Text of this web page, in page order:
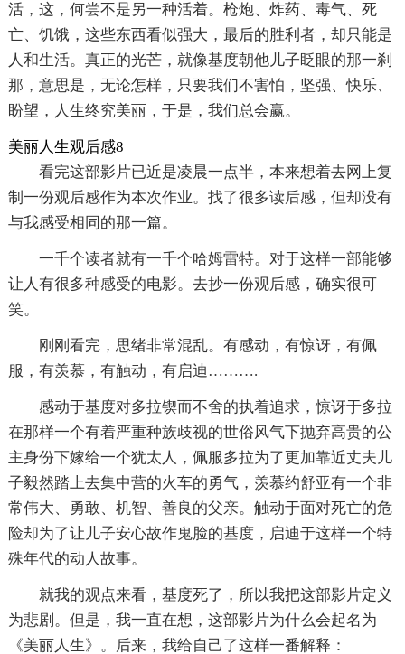
活，这，何尝不是另一种活着。枪炮、炸药、毒气、死
亡、饥饿，这些东西看似强大，最后的胜利者，却只能是
人和生活。真正的光芒，就像基度朝他儿子眨眼的那一刹
那，意思是，无论怎样，只要我们不害怕，坚强、快乐、
盼望，人生终究美丽，于是，我们总会赢。
美丽人生观后感8
看完这部影片已近是凌晨一点半，本来想着去网上复
制一份观后感作为本次作业。找了很多读后感，但却没有
与我感受相同的那一篇。
一千个读者就有一千个哈姆雷特。对于这样一部能够
让人有很多种感受的电影。去抄一份观后感，确实很可
笑。
刚刚看完，思绪非常混乱。有感动，有惊讶，有佩
服，有羡慕，有触动，有启迪……….
感动于基度对多拉锲而不舍的执着追求，惊讶于多拉
在那样一个有着严重种族歧视的世俗风气下抛弃高贵的公
主身份下嫁给一个犹太人，佩服多拉为了更加靠近丈夫儿
子毅然踏上去集中营的火车的勇气，羡慕约舒亚有一个非
常伟大、勇敢、机智、善良的父亲。触动于面对死亡的危
险却为了让儿子安心故作鬼脸的基度，启迪于这样一个特
殊年代的动人故事。
就我的观点来看，基度死了，所以我把这部影片定义
为悲剧。但是，我一直在想，这部影片为什么会起名为
《美丽人生》。后来，我给自己了这样一番解释：